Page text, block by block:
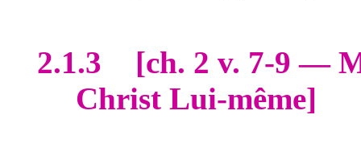
2.1.3 [ch. 2 v. 7-9 —
Christ Lui-même]